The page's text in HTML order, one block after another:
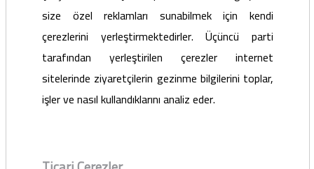
size özel reklamları sunabilmek için kendi
çerezlerini yerleştirmektedirler. Üçüncü parti
tarafından yerleştirilen çerezler internet
sitelerinde ziyaretçilerin gezinme bilgilerini toplar,
işler ve nasıl kullandıklarını analiz eder.